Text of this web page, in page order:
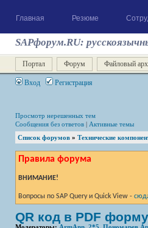
Главная Резюме
SAPфорум.RU:
Портал Форум Файловый
Вход Регистрация
Просмотр нерешенных тем
Сообщения без ответов | Активные темы
Список форумов » Технические
Правила форума
ВНИМАНИЕ!
Вопросы по SAP Query и Quick View -
QR код в PDF